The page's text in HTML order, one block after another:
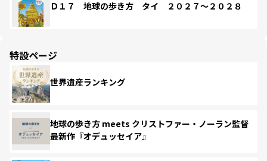
Ｄ１７ 地球の歩き方 タイ ２０２７～２０２８
特設ページ
世界遺産ランキング
地球の歩き方 meets クリストファー・ノーラン監督
最新作『オデュッセイア』